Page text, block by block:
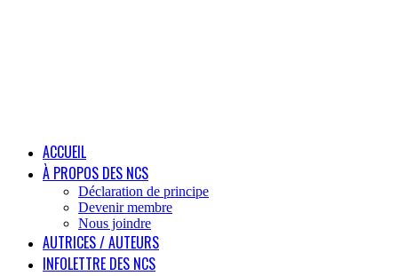
ACCUEIL
À PROPOS DES NCS
Déclaration de principe
Devenir membre
Nous joindre
AUTRICES / AUTEURS
INFOLETTRE DES NCS